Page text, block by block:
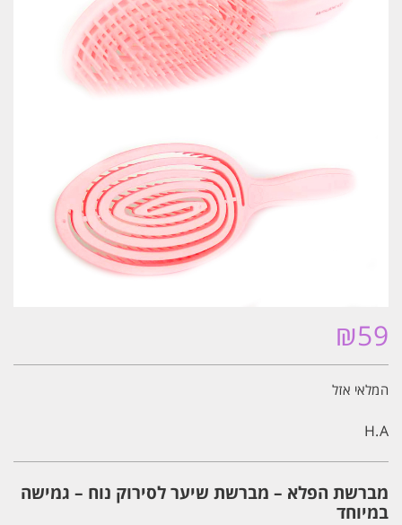
₪59
המלאי אזל
H.A
מברשת הפלא – מברשת שיער לסירוק נוח – גמישה
במיוחד